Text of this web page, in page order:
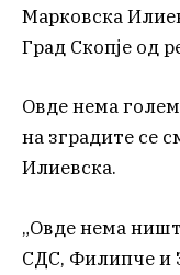
Марковска
Град Скопје од
Овде нема
на зградите се
Илиевска.
„Овде нема
СДС, Филипче и